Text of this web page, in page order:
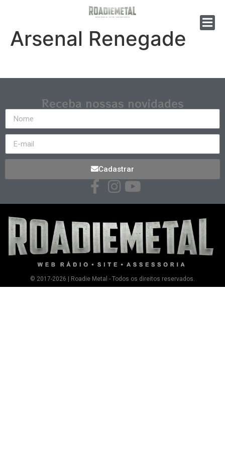
Arsenal Renegade
Receba nossas novidades
Cadastrar
© 2017-2026 | Roadie Metal - Todos os direitos reservados.